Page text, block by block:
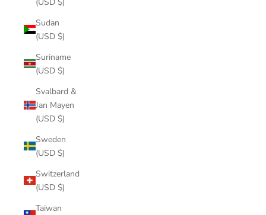
Sudan
(USD $)
Suriname
(USD $)
Svalbard &
Jan Mayen
(USD $)
Sweden
(USD $)
Switzerland
(USD $)
Taiwan